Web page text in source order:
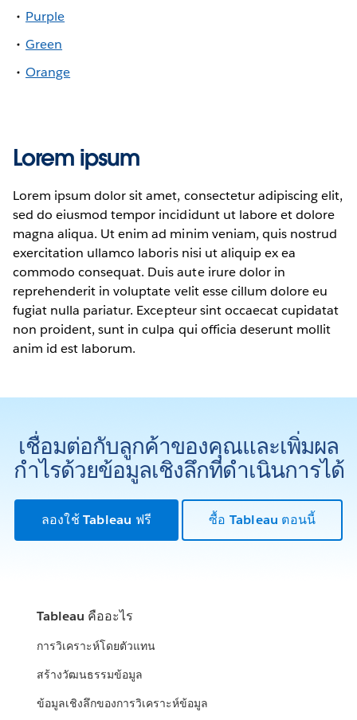
Purple
Green
Orange
Lorem ipsum
Lorem ipsum dolor sit amet, consectetur adipiscing elit,
sed do eiusmod tempor incididunt ut labore et dolore
magna aliqua. Ut enim ad minim veniam, quis nostrud
exercitation ullamco laboris nisi ut aliquip ex ea
commodo consequat. Duis aute irure dolor in
reprehenderit in voluptate velit esse cillum dolore eu
fugiat nulla pariatur. Excepteur sint occaecat cupidatat
non proident, sunt in culpa qui officia deserunt mollit
anim id est laborum.
เชื่อมต่อกับลูกค้าของคุณและเพิ่มผล
กำไรด้วยข้อมูลเชิงลึกที่ดำเนินการได้
ลองใช้ Tableau ฟรี ซื้อ Tableau ตอนนี้
Tableau คืออะไร
การวิเคราะห์โดยตัวแทน
สร้างวัฒนธรรมข้อมูล
ข้อมูลเชิงลึกของการวิเคราะห์ข้อมูล